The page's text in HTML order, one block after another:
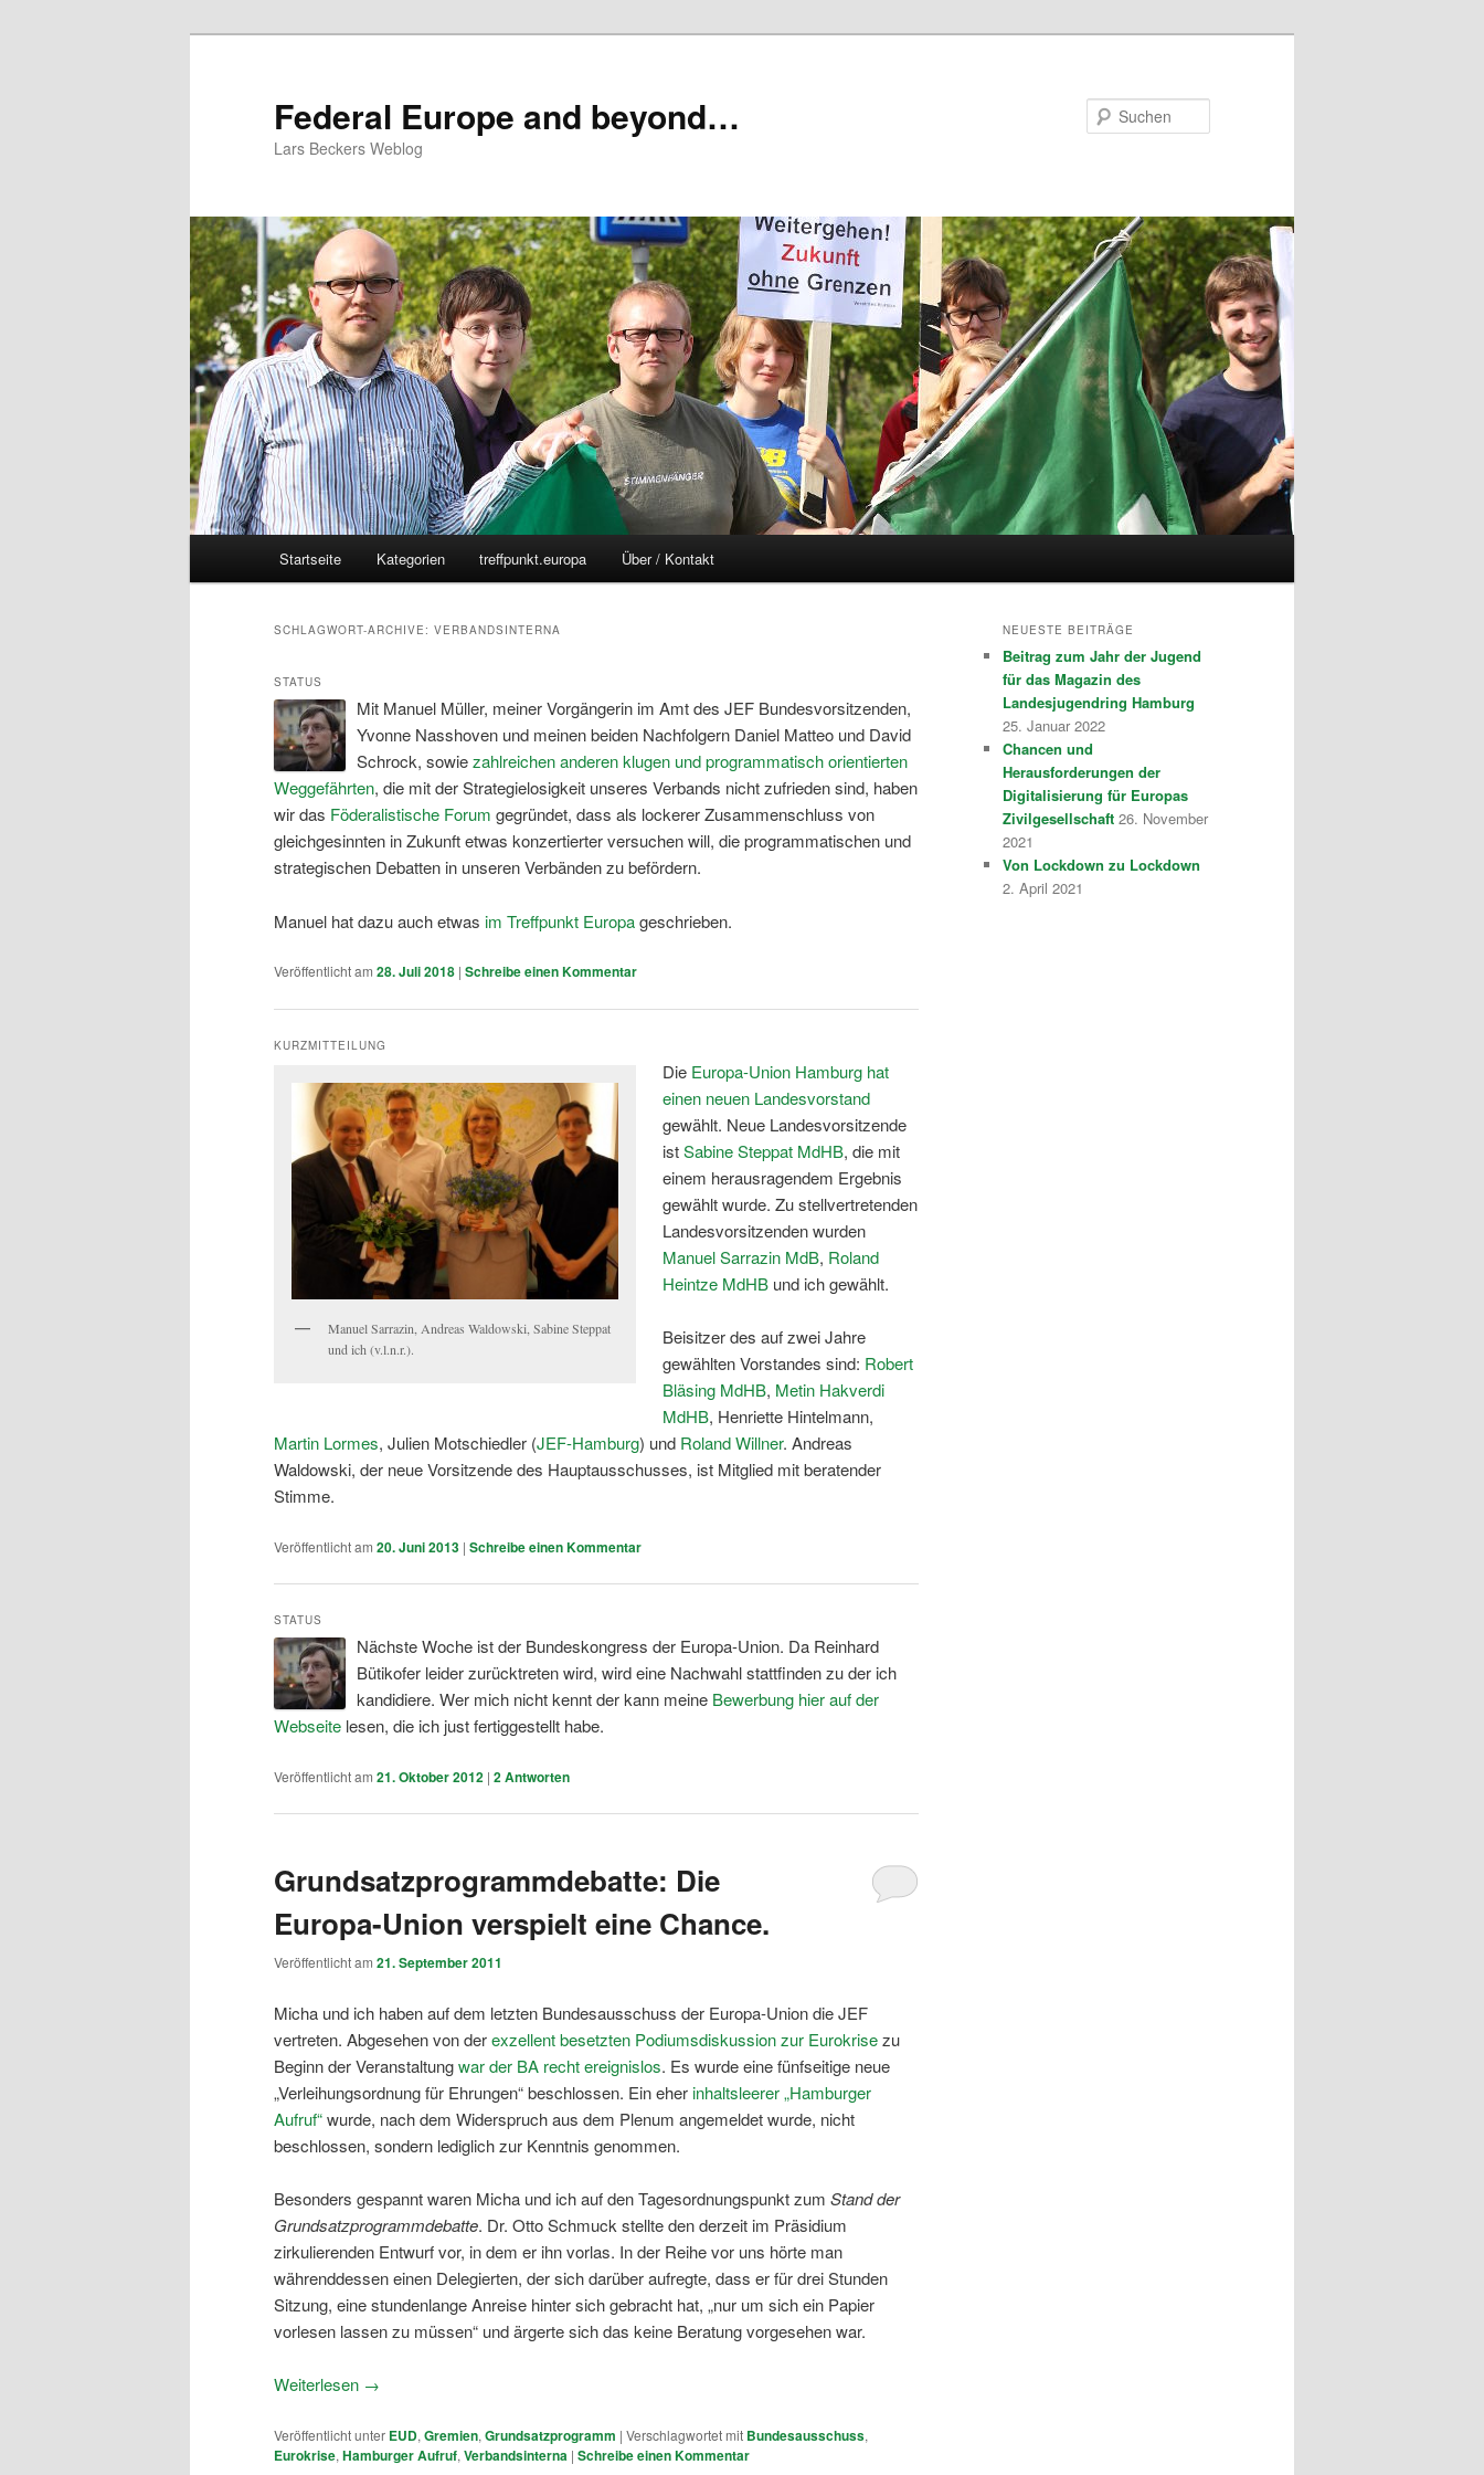
Federal Europe and beyond…
Lars Beckers Weblog
Startseite Kategorien treffpunkt.europa Über / Kontakt
SCHLAGWORT-ARCHIVE: VERBANDSINTERNA
STATUS
Mit Manuel Müller, meiner Vorgängerin im Amt des JEF Bundesvorsitzenden,
Yvonne Nasshoven und meinen beiden Nachfolgern Daniel Matteo und David
Schrock, sowiezahlreichen anderen klugen und programmatisch orientierten
Weggefährten, die mit der Strategielosigkeit unseres Verbands nicht zufrieden sind, haben
wir das Föderalistische Forum gegründet, dass als lockerer Zusammenschluss von
gleichgesinnten in Zukunft etwas konzertierter versuchen will, die programmatischen und
strategischen Debatten in unseren Verbänden zu befördern.
Manuel hat dazu auch etwas im Treffpunkt Europageschrieben.
Veröffentlicht am 28. Juli 2018 | Schreibe einen Kommentar
KURZMITTEILUNG
Manuel Sarrazin, Andreas Waldowski, Sabine Steppat
und ich (v.l.n.r.).
Die Europa-Union Hamburg hat
einen neuen Landesvorstand
gewählt. Neue Landesvorsitzende
istSabine Steppat MdHB, die mit
einem herausragendem Ergebnis
gewählt wurde. Zu stellvertretenden
Landesvorsitzenden wurden
Manuel Sarrazin MdB, Roland
Heintze MdHB und ich gewählt.
Beisitzer des auf zwei Jahre
gewählten Vorstandes sind: Robert
Bläsing MdHB, Metin Hakverdi
MdHB, Henriette Hintelmann,
Martin Lormes, Julien Motschiedler (JEF-Hamburg) und Roland Willner. Andreas
Waldowski, der neue Vorsitzende des Hauptausschusses, ist Mitglied mit beratender
Stimme.
Veröffentlicht am 20. Juni 2013 | Schreibe einen Kommentar
STATUS
Nächste Woche ist der Bundeskongress der Europa-Union. Da Reinhard
Bütikofer leider zurücktreten wird, wird eine Nachwahl stattfinden zu der ich
kandidiere. Wer mich nicht kennt der kann meine Bewerbung hier auf der
Webseite lesen, die ich just fertiggestellt habe.
Veröffentlicht am 21. Oktober 2012 | 2Antworten
Grundsatzprogrammdebatte: Die
Europa-Union verspielt eine Chance.
Veröffentlicht am 21. September 2011
Micha und ich haben auf dem letzten Bundesausschuss der Europa-Union die JEF
vertreten. Abgesehen von derexzellent besetzten Podiumsdiskussion zur Eurokrisezu
Beginn der Veranstaltungwar der BA recht ereignislos. Es wurde eine fünfseitige neue
„Verleihungsordnung für Ehrungen“ beschlossen. Ein eherinhaltsleerer „Hamburger
Aufruf“wurde, nach dem Widerspruch aus dem Plenum angemeldet wurde, nicht
beschlossen, sondern lediglich zur Kenntnis genommen.
Besonders gespannt waren Micha und ich auf den Tagesordnungspunkt zum Stand der
Grundsatzprogrammdebatte. Dr. Otto Schmuck stellte den derzeit im Präsidium
zirkulierenden Entwurf vor, in dem er ihn vorlas. In der Reihe vor uns hörte man
währenddessen einen Delegierten, der sich darüber aufregte, dass er für drei Stunden
Sitzung, eine stundenlange Anreise hinter sich gebracht hat, „nur um sich ein Papier
vorlesen lassen zu müssen“ und ärgerte sich das keine Beratung vorgesehen war.
Weiterlesen →
Veröffentlicht unter EUD, Gremien, Grundsatzprogramm | Verschlagwortet mit Bundesausschuss,
Eurokrise, Hamburger Aufruf, Verbandsinterna | Schreibe einen Kommentar
NEUESTE BEITRÄGE
Beitrag zum Jahr der Jugend
für das Magazin des
Landesjugendring Hamburg
25. Januar 2022
Chancen und
Herausforderungen der
Digitalisierung für Europas
Zivilgesellschaft 26. November
2021
Von Lockdown zu Lockdown
2. April 2021